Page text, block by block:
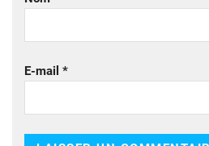
E-mail *